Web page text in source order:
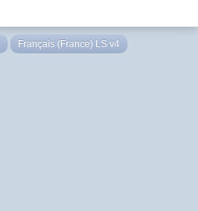
Français (France) LS v4